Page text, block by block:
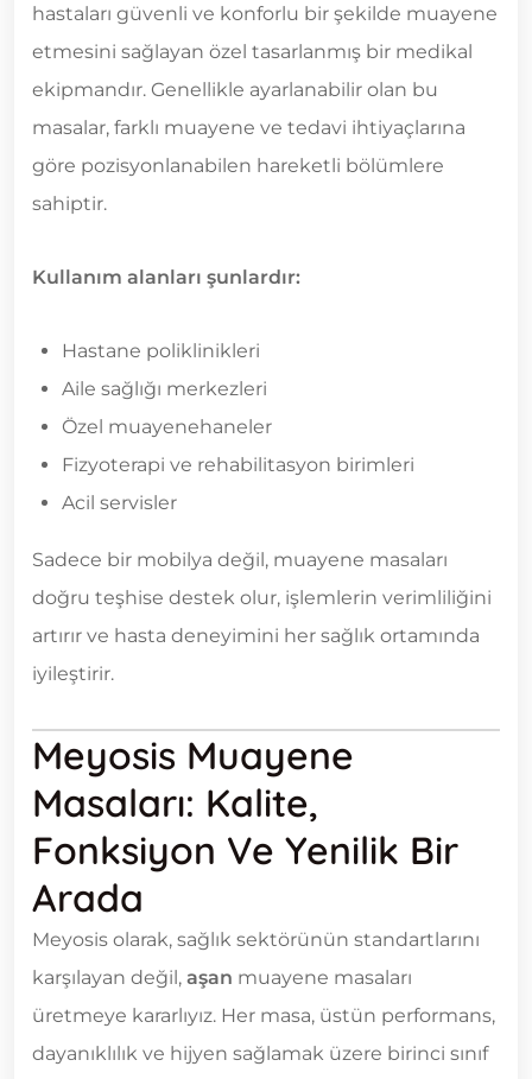
hastaları güvenli ve konforlu bir şekilde muayene
etmesini sağlayan özel tasarlanmış bir medikal
ekipmandır. Genellikle ayarlanabilir olan bu
masalar, farklı muayene ve tedavi ihtiyaçlarına
göre pozisyonlanabilen hareketli bölümlere
sahiptir.
Kullanım alanları şunlardır:
Hastane poliklinikleri
Aile sağlığı merkezleri
Özel muayenehaneler
Fizyoterapi ve rehabilitasyon birimleri
Acil servisler
Sadece bir mobilya değil, muayene masaları
doğru teşhise destek olur, işlemlerin verimliliğini
artırır ve hasta deneyimini her sağlık ortamında
iyileştirir.
Meyosis Muayene
Masaları: Kalite,
Fonksiyon Ve Yenilik Bir
Arada
Meyosis olarak, sağlık sektörünün standartlarını
karşılayan değil, aşan muayene masaları
üretmeye kararlıyız. Her masa, üstün performans,
dayanıklılık ve hijyen sağlamak üzere birinci sınıf